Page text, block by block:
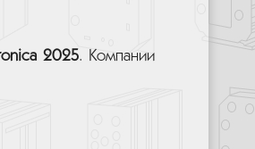
2025. Компании